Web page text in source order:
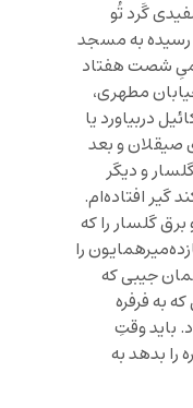
گَرد تُو
رسیده به مسجد
شصت هفتاد
مطهری،
دربیاورد یا
صیقلان و بعد
و دیگر
گیر افتاده‌ام.
گلسار را که
را
جیبی که
به فرفره
باید وقتِ
را بدهد به